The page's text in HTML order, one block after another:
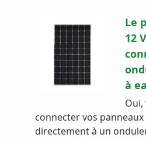
Le
12
à
Oui,
connecter vos
directement à un